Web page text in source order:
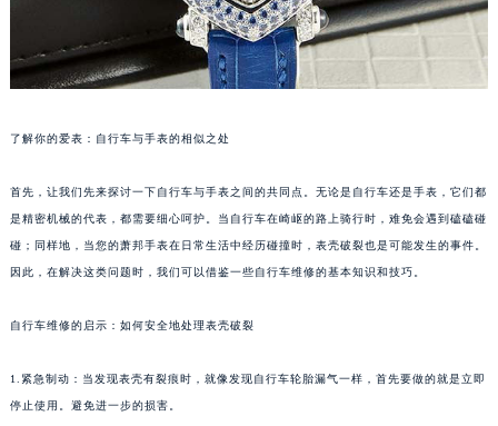
了解你的爱表：自行车与手表的相似之处
首先，让我们先来探讨一下自行车与手表之间的共同点。无论是自行车还是手表，它们都
是精密机械的代表，都需要细心呵护。当自行车在崎岖的路上骑行时，难免会遇到磕磕碰
碰；同样地，当您的萧邦手表在日常生活中经历碰撞时，表壳破裂也是可能发生的事件。
因此，在解决这类问题时，我们可以借鉴一些自行车维修的基本知识和技巧。
自行车维修的启示：如何安全地处理表壳破裂
1.紧急制动：当发现表壳有裂痕时，就像发现自行车轮胎漏气一样，首先要做的就是立即
停止使用。避免进一步的损害。